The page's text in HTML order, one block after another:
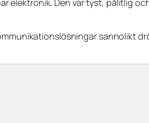
sannolikt